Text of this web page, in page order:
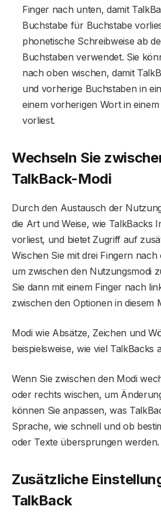
Finger nach unten, damit
Buchstabe für Buchstabe
phonetische Schreibweise ab
Buchstaben verwendet. Sie
nach oben wischen, damit
und vorherige Buchstaben in
einem vorherigen Wort in
vorliest.
Wechseln Sie
TalkBack-Modi
Durch den Austausch der
die Art und Weise, wie TalkBacks
vorliest, und bietet Zugriff auf
Wischen Sie mit drei Fingern
um zwischen den Nutzungsmodi
Sie dann mit einem Finger nach
zwischen den Optionen in diesem
Modi wie Absätze, Zeichen und
beispielsweise, wie viel TalkBacks
Wenn Sie zwischen den Modi
oder rechts wischen, um
können Sie anpassen, was
Sprache, wie schnell und ob
oder Texte übersprungen werden.
Zusätzliche
TalkBack